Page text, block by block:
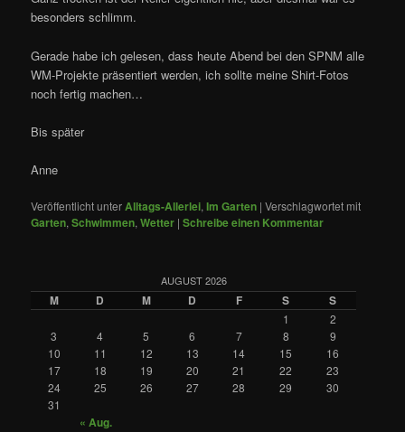
besonders schlimm.
Gerade habe ich gelesen, dass heute Abend bei den SPNM alle
WM-Projekte präsentiert werden, ich sollte meine Shirt-Fotos
noch fertig machen…
Bis später
Anne
Veröffentlicht unterAlltags-Allerlei,Im Garten |Verschlagwortet mit
Garten,Schwimmen,Wetter |Schreibe einen Kommentar
AUGUST 2026
M D M D F S S
1
2
3
4 5 6 7 8
9
10
11 12 13 14 15
16
17
18 19 20 21 22
23
24
25 26 27 28 29
30
31
« Aug.